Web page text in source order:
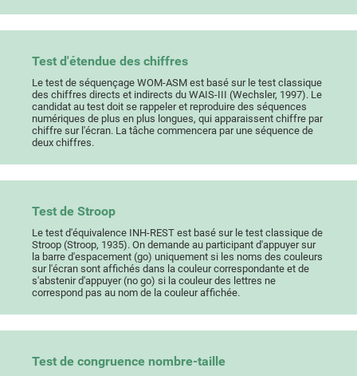
Test d'étendue des chiffres
Le test de séquençage WOM-ASM est basé sur le test classique
des chiffres directs et indirects du WAIS-III (Wechsler, 1997). Le
candidat au test doit se rappeler et reproduire des séquences
numériques de plus en plus longues, qui apparaissent chiffre par
chiffre sur l'écran. La tâche commencera par une séquence de
deux chiffres.
Test de Stroop
Le test d'équivalence INH-REST est basé sur le test classique de
Stroop (Stroop, 1935). On demande au participant d'appuyer sur
la barre d'espacement (go) uniquement si les noms des couleurs
sur l'écran sont affichés dans la couleur correspondante et de
s'abstenir d'appuyer (no go) si la couleur des lettres ne
correspond pas au nom de la couleur affichée.
Test de congruence nombre-taille